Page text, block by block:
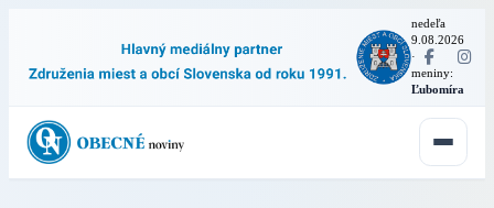
nedeľa
9.08.2026
·
meniny:
Ľubomíra